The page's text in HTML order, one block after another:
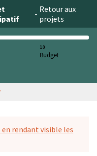
- Retour aux
projets
10
Budget
rendant visible les